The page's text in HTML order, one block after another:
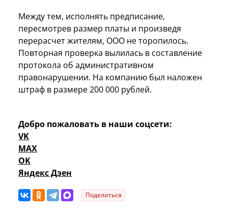
Между тем, исполнять предписание,
пересмотрев размер платы и произведя
перерасчет жителям, ООО не торопилось.
Повторная проверка вылилась в составление
протокола об административном
правонарушении. На компанию был наложен
штраф в размере 200 000 рублей.
Добро пожаловать в наши соцсети:
VK
MAX
OK
Яндекс Дзен
Поделиться